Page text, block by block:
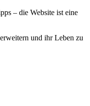
– die Website ist eine
und ihr Leben zu